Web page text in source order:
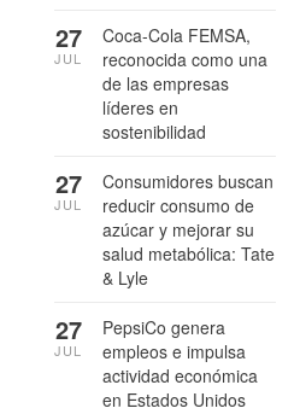
Coca-Cola FEMSA,
reconocida como una
de las empresas
líderes en
sostenibilidad
27
JUL
Consumidores buscan
reducir consumo de
azúcar y mejorar su
salud metabólica: Tate
& Lyle
27
JUL
PepsiCo genera
empleos e impulsa
actividad económica
en Estados Unidos
27
JUL